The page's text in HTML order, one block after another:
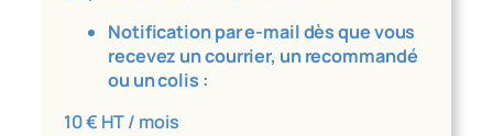
Notification par e-mail dès que vous
recevez un courrier, un recommandé
ou un colis :
10 € HT / mois